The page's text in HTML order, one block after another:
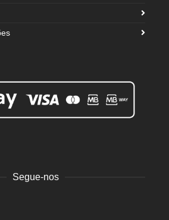
Segue-nos